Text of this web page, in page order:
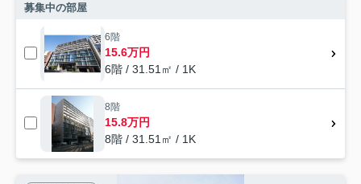
募集中の部屋
6階
15.6万円
6階 / 31.51㎡ / 1K
8階
15.8万円
8階 / 31.51㎡ / 1K